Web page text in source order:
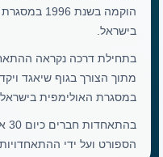
הוקמה
בישראל.
מתוך הצורך בגוף שיאגד
במסגרת האולימפית
הספורט ועל ידי